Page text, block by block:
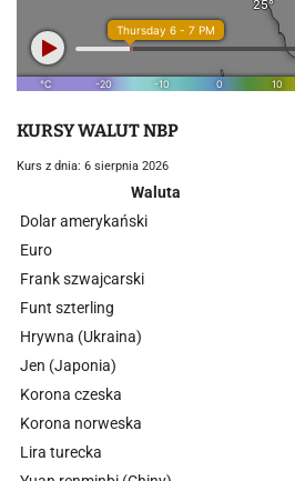
KURSY WALUT NBP
Kurs z dnia: 6 sierpnia 2026
Waluta
Dolar amerykański
Euro
Frank szwajcarski
Funt szterling
Hrywna (Ukraina)
Jen (Japonia)
Korona czeska
Korona norweska
Lira turecka